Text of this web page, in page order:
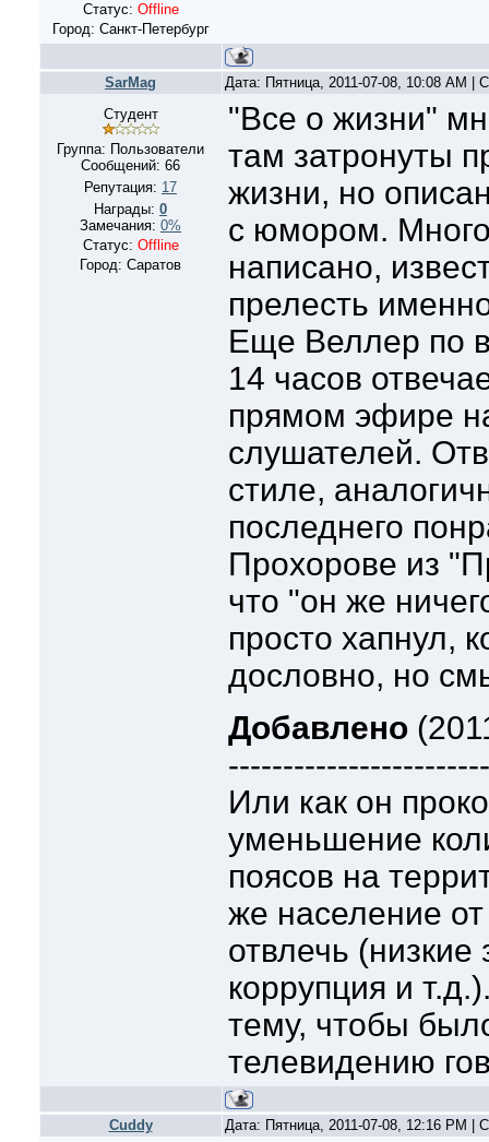
Статус: Offline
Город: Санкт-Петербург
SarMag
Дата: Пятница, 2011-07-08, 10:08 AM |
Студент
Группа: Пользователи
Сообщений: 66
Репутация: 17
Награды: 0
Замечания: 0%
Статус: Offline
Город: Саратов
"Все о жизни"
там затронуты
жизни, но
с юмором.
написано,
прелесть
Еще Веллер по
14 часов
прямом эфире
слушателей.
стиле,
последнего
Прохорове из
что "он же
просто хапнул,
дословно, но
Добавлено
Или как он
уменьшение
поясов на
же население
отвлечь
коррупция и
тему, чтобы
телевидению
Cuddy Дата: Пятница, 2011-07-08, 12:16 PM |